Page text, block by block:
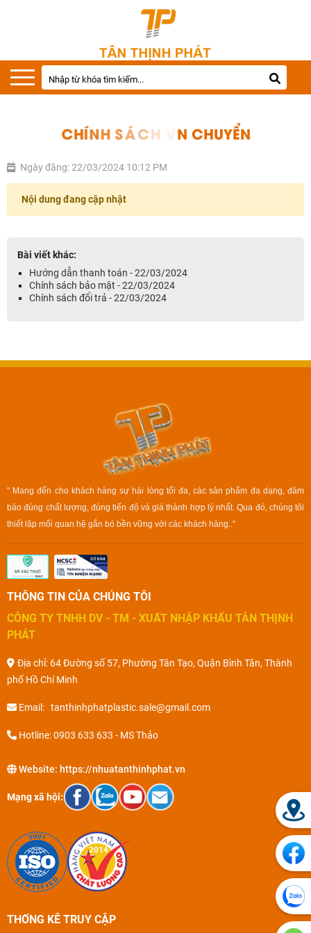
CHÍNH SÁCH V ẬNCHUYỂN
Ngày đăng: 22/03/2024 10:12 PM
Nội dung đang cập nhật
Bài viết khác:
Hướng dẫn thanh toán - 22/03/2024
Chính sách bảo mật - 22/03/2024
Chính sách đổi trả - 22/03/2024
" Mang đến cho khách hàng sự hài lòng tối đa, các sản phẩm đa dạng, đảm
bảo đúng chất lượng, đúng tiến độ và giá thành hợp lý nhất. Qua đó, chúng tôi
thiết lập mối quan hệ gắn bó bền vững với các khách hàng.."
THÔNG TIN CỦA CHÚNG TÔI
CÔNG TY TNHH DV - TM - XUẤT NHẬP KHẨU TÂN THỊNH
PHÁT
Địa chỉ: 64 Đường số 57, Phường Tân Tạo, Quận Bình Tân, Thành
phố Hồ Chí Minh
Email: tanthinhphatplastic.sale@gmail.com
Hotline: 0903 633 633 - MS Thảo
Website: https://nhuatanthinhphat.vn
Mạng xã hội:
THỐNG KÊ TRUY CẬP